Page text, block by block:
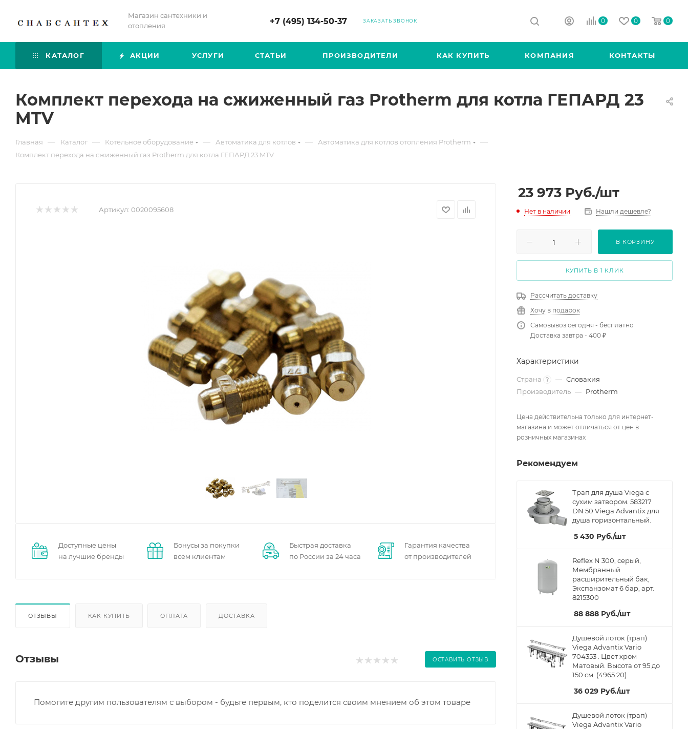
Магазин сантехники и
отопления
+7 (495) 134-50-37 ЗАКАЗАТЬ ЗВОНОК 0 0 0
КАТАЛОГ АКЦИИ УСЛУГИ СТАТЬИ ПРОИЗВОДИТЕЛИ КАК КУПИТЬ КОМПАНИЯ КОНТАКТЫ
Комплект перехода на сжиженный газ Protherm для котла ГЕПАРД 23
MTV
Главная — Каталог — Котельное оборудование — Автоматика для котлов — Автоматика для котлов отопления Protherm —
Комплект перехода на сжиженный газ Protherm для котла ГЕПАРД 23 MTV
Артикул: 0020095608
Доступные цены
на лучшие бренды
Бонусы за покупки
всем клиентам
Быстрая доставка
по России за 24 часа
Гарантия качества
от производителей
ОТЗЫВЫ КАК КУПИТЬ ОПЛАТА ДОСТАВКА
Отзывы ОСТАВИТЬ ОТЗЫВ
Помогите другим пользователям с выбором - будьте первым, кто поделится своим мнением об этом товаре
23 973 Руб./шт
Нет в наличии Нашли дешевле?
В КОРЗИНУ
КУПИТЬ В 1 КЛИК
Рассчитать доставку
Хочу в подарок
Самовывоз сегодня - бесплатно
Доставка завтра - 400 ₽
Характеристики
Страна ? — Словакия
Производитель — Protherm
Цена действительна только для интернет-
магазина и может отличаться от цен в
розничных магазинах
Рекомендуем
Трап для душа Viega с
сухим затвором. 583217
DN 50 Viega Advantix для
душа горизонтальный.
5 430 Руб./шт
Reflex N 300, серый,
Мембранный
расширительный бак,
Экспанзомат 6 бар, арт.
8215300
88 888 Руб./шт
Душевой лоток (трап)
Viega Advantix Vario
704353 . Цвет хром
Матовый. Высота от 95 до
150 см. (4965.20)
36 029 Руб./шт
Душевой лоток (трап)
Viega Advantix Vario